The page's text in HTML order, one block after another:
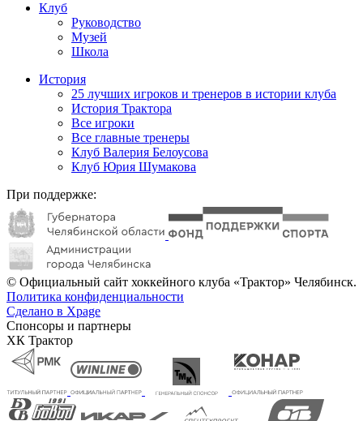
Клуб
Руководство
Музей
Школа
История
25 лучших игроков и тренеров в истории клуба
История Трактора
Все игроки
Все главные тренеры
Клуб Валерия Белоусова
Клуб Юрия Шумакова
При поддержке:
© Официальный сайт хоккейного клуба «Трактор» Челябинск.
Политика конфиденциальности
Сделано в Xpage
Спонсоры и партнеры
ХК Трактор